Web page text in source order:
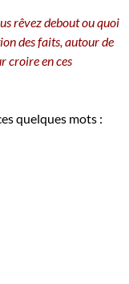
rêvez debout ou quoi
des faits, autour de
croire en ces
quelques mots :